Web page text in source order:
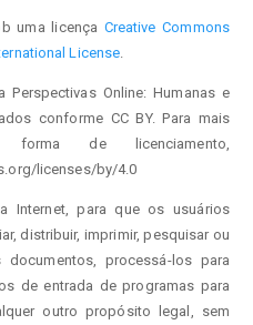
uma licença Creative Commons
License
Online: Humanas e
conforme CC BY. Para mais
de licenciamento,
licenses/by/4.0
Internet, para que os usuários
distribuir, imprimir, pesquisar ou
processá-los para
de entrada de programas para
outro propósito legal, sem